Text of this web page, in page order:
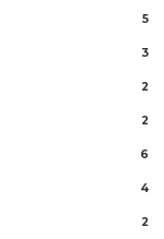
5
3
2
2
6
4
2